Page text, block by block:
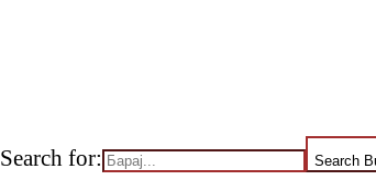
Search for: Search